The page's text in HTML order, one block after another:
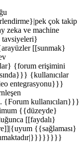
çok takip
ve machine
[[sunmak}
{forum erişimini
{kullanıcılar
entegrasyonu}}}
kullanıcıları}}}
{{düzeyde}
[[faydalı}
{{sağlaması}